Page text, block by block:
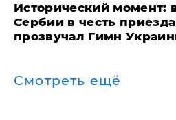
Исторический момент:
Сербии в честь
прозвучал Гимн
Смотреть ещё